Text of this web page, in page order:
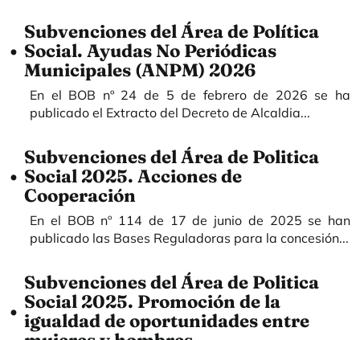
Subvenciones del Área de Política
Social. Ayudas No Periódicas
Municipales (ANPM) 2026
En el BOB nº 24 de 5 de febrero de 2026 se ha
publicado el Extracto del Decreto de Alcaldia...
Subvenciones del Área de Politica
Social 2025. Acciones de
Cooperación
En el BOB nº 114 de 17 de junio de 2025 se han
publicado las Bases Reguladoras para la concesión...
Subvenciones del Área de Politica
Social 2025. Promoción de la
igualdad de oportunidades entre